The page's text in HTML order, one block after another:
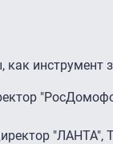
инструмент
"ЛАНТА",